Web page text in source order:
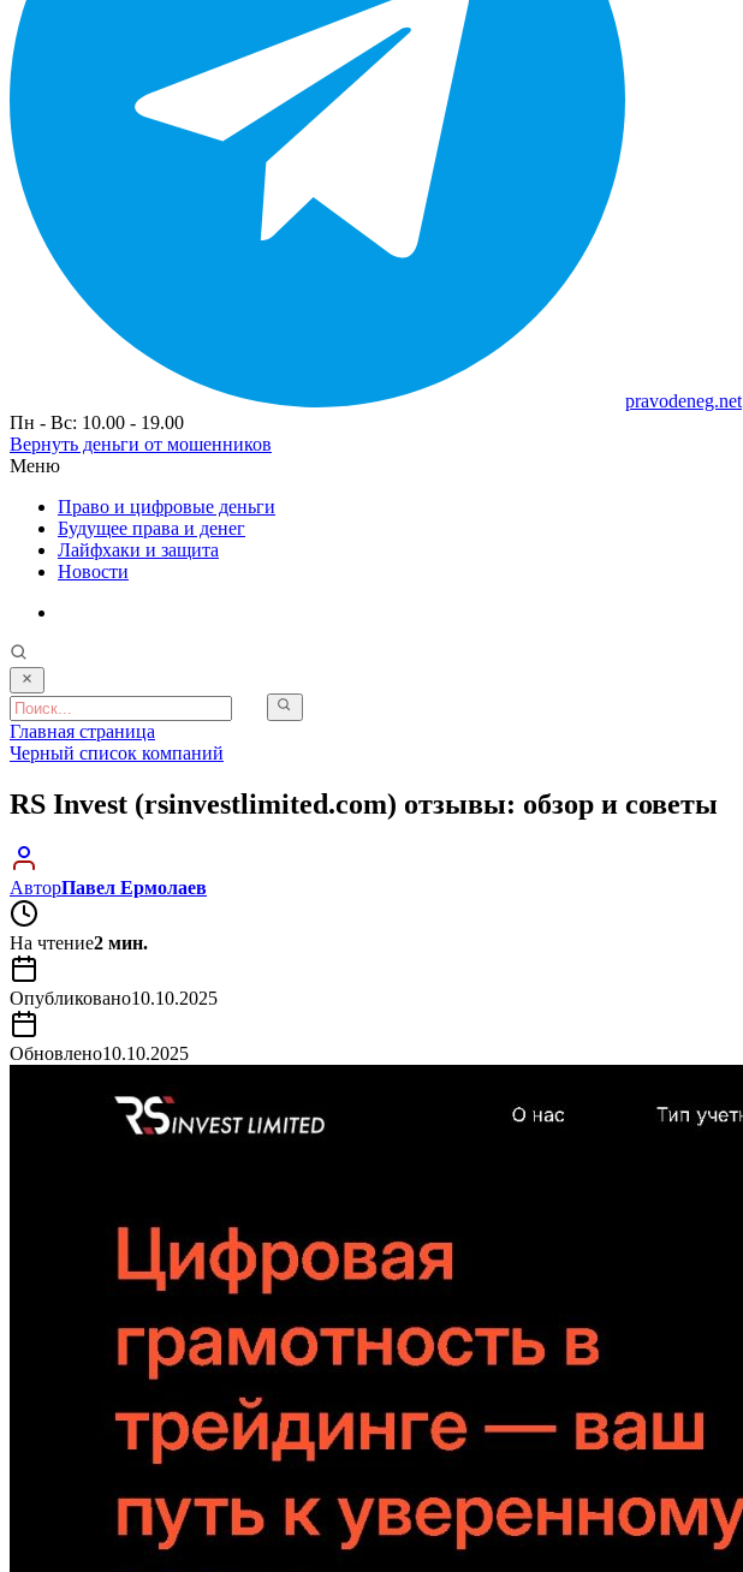
pravodeneg.net
Пн - Вс: 10.00 - 19.00
Вернуть деньги от мошенников
Меню
Право и цифровые деньги
Будущее права и денег
Лайфхаки и защита
Новости
Главная страница
Черный список компаний
RS Invest (rsinvestlimited.com) отзывы: обзор и советы
АвторПавел Ермолаев
На чтение2 мин.
Опубликовано10.10.2025
Обновлено10.10.2025